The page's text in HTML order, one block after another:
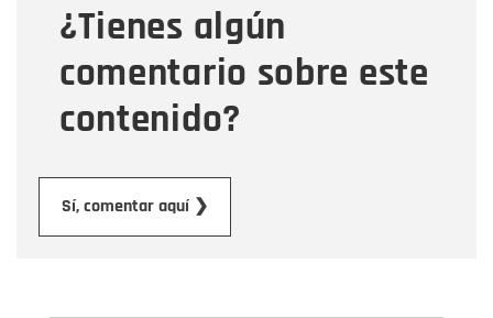
¿Tienes algún
comentario sobre este
contenido?
Sí, comentar aquí ❯
Mensaje